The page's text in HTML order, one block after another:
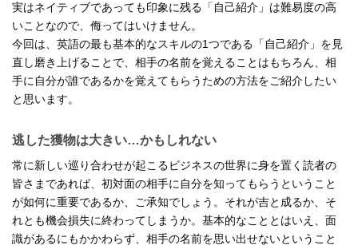
実はネイティブであっても印象に残る「自己紹介」は難易度の高
いことなので、侮ってはいけません。
今回は、英語の最も基本的なスキルの1つである「自己紹介」を見
直し磨き上げることで、相手の名前を覚えることはもちろん、相
手に自分が誰であるかを覚えてもらうための方法をご紹介したい
と思います。
逃した獲物は大きい…かもしれない
常に新しい巡り合わせが起こるビジネスの世界に身を置く読者の
皆さまであれば、初対面の相手に自分を知ってもらうということ
が如何に重要であるか、ご承知でしょう。それが吉と成るか、そ
れとも機会損失に終わってしまうか。基本的なこととはいえ、面
識があるにもかかわらず、相手の名前を思い出せないということ